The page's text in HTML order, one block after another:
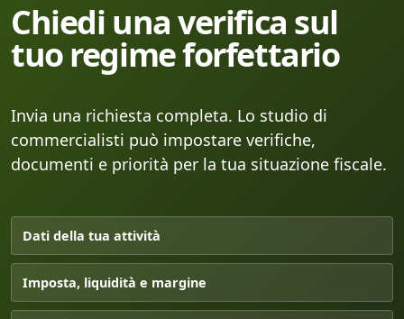
Chiedi una verifica sul
tuo regime forfettario
Invia una richiesta completa. Lo studio di
commercialisti può impostare verifiche,
documenti e priorità per la tua situazione fiscale.
Dati della tua attività
Imposta, liquidità e margine